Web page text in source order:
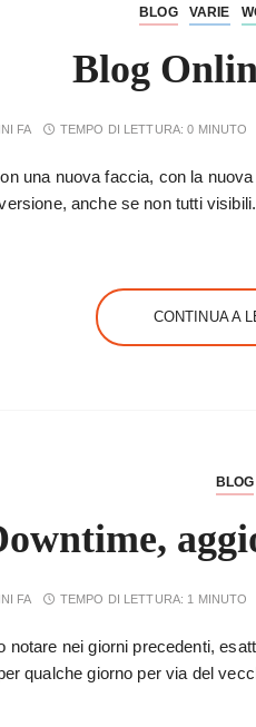
BLOG VARIE
Blog
FA TEMPO DI LETTURA:0 MINUTO
una nuova faccia, con la
anche se non tutti
CONTINUA A
BLOG
FA TEMPO DI LETTURA: 1 MINUTO
notare nei giorni precedenti,
qualche giorno per via del